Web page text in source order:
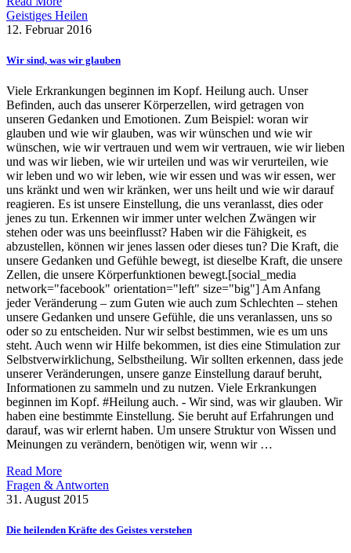
Geistiges Heilen
12. Februar 2016
Wir sind, was wir glauben
Viele Erkrankungen beginnen im Kopf. Heilung auch. Unser
Befinden, auch das unserer Körperzellen, wird getragen von
unseren Gedanken und Emotionen. Zum Beispiel: woran wir
glauben und wie wir glauben, was wir wünschen und wie wir
wünschen, wie wir vertrauen und wem wir vertrauen, wie wir lieben
und was wir lieben, wie wir urteilen und was wir verurteilen, wie
wir leben und wo wir leben, wie wir essen und was wir essen, wer
uns kränkt und wen wir kränken, wer uns heilt und wie wir darauf
reagieren. Es ist unsere Einstellung, die uns veranlasst, dies oder
jenes zu tun. Erkennen wir immer unter welchen Zwängen wir
stehen oder was uns beeinflusst? Haben wir die Fähigkeit, es
abzustellen, können wir jenes lassen oder dieses tun? Die Kraft, die
unsere Gedanken und Gefühle bewegt, ist dieselbe Kraft, die unsere
Zellen, die unsere Körperfunktionen bewegt.[social_media
network="facebook" orientation="left" size="big"] Am Anfang
jeder Veränderung – zum Guten wie auch zum Schlechten – stehen
unsere Gedanken und unsere Gefühle, die uns veranlassen, uns so
oder so zu entscheiden. Nur wir selbst bestimmen, wie es um uns
steht. Auch wenn wir Hilfe bekommen, ist dies eine Stimulation zur
Selbstverwirklichung, Selbstheilung. Wir sollten erkennen, dass jede
unserer Veränderungen, unsere ganze Einstellung darauf beruht,
Informationen zu sammeln und zu nutzen. Viele Erkrankungen
beginnen im Kopf. #Heilung auch. - Wir sind, was wir glauben. Wir
haben eine bestimmte Einstellung. Sie beruht auf Erfahrungen und
darauf, was wir erlernt haben. Um unsere Struktur von Wissen und
Meinungen zu verändern, benötigen wir, wenn wir …
Read More
Fragen & Antworten
31. August 2015
Die heilenden Kräfte des Geistes verstehen